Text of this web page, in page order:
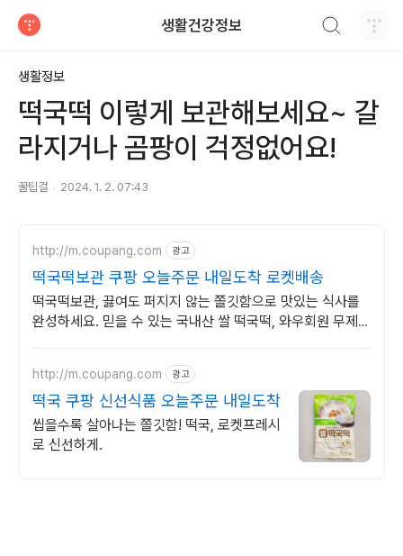
생활건강정보
생활정보
떡국떡 이렇게 보관해보세요~ 갈
라지거나 곰팡이 걱정없어요!
꿀팁걸 2024. 1. 2. 07:43
http://m.coupang.com 광고
떡국떡보관 쿠팡 오늘주문 내일도착 로켓배송
떡국떡보관, 끓여도 퍼지지 않는 쫄깃함으로 맛있는 식사를
완성하세요. 믿을 수 있는 국내산 쌀 떡국떡, 와우회원 무제한
http://m.coupang.com 광고
떡국 쿠팡 신선식품 오늘주문 내일도착
씹을수록 살아나는 쫄깃함! 떡국, 로켓프레시
로 신선하게.